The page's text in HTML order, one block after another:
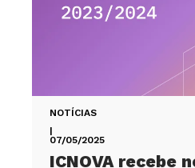
NOTÍCIAS
|
07/05/2025
ICNOVA recebe